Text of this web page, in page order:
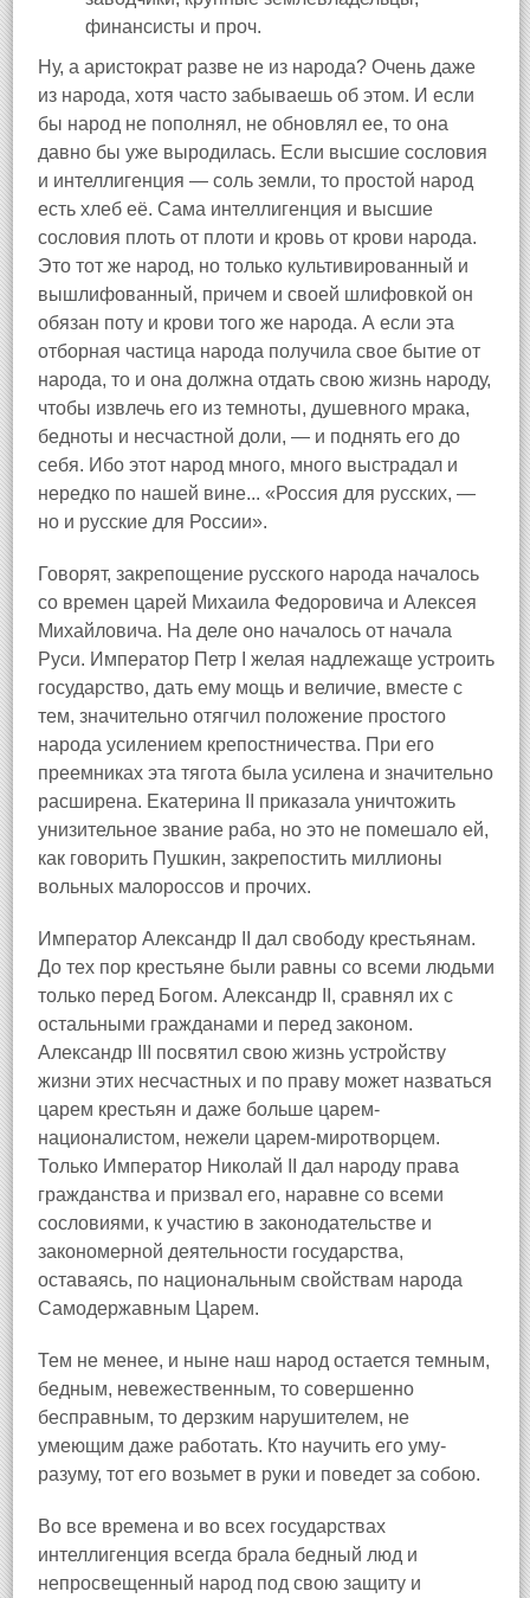
финансисты и проч.
Ну, а аристократ разве не из народа? Очень даже
из народа, хотя часто забываешь об этом. И если
бы народ не пополнял, не обновлял ее, то она
давно бы уже выродилась. Если высшие сословия
и интеллигенция — соль земли, то простой народ
есть хлеб её. Сама интеллигенция и высшие
сословия плоть от плоти и кровь от крови народа.
Это тот же народ, но только культивированный и
вышлифованный, причем и своей шлифовкой он
обязан поту и крови того же народа. А если эта
отборная частица народа получила свое бытие от
народа, то и она должна отдать свою жизнь народу,
чтобы извлечь его из темноты, душевного мрака,
бедноты и несчастной доли, — и поднять его до
себя. Ибо этот народ много, много выстрадал и
нередко по нашей вине... «Россия для русских, —
но и русские для России».
Говорят, закрепощение русского народа началось
со времен царей Михаила Федоровича и Алексея
Михайловича. На деле оно началось от начала
Руси. Император Петр I желая надлежаще устроить
государство, дать ему мощь и величие, вместе с
тем, значительно отягчил положение простого
народа усилением крепостничества. При его
преемниках эта тягота была усилена и значительно
расширена. Екатерина II приказала уничтожить
унизительное звание раба, но это не помешало ей,
как говорить Пушкин, закрепостить миллионы
вольных малороссов и прочих.
Император Александр II дал свободу крестьянам.
До тех пор крестьяне были равны со всеми людьми
только перед Богом. Александр II, сравнял их с
остальными гражданами и перед законом.
Александр III посвятил свою жизнь устройству
жизни этих несчастных и по праву может назваться
царем крестьян и даже больше царем-
националистом, нежели царем-миротворцем.
Только Император Николай II дал народу права
гражданства и призвал его, наравне со всеми
сословиями, к участию в законодательстве и
закономерной деятельности государства,
оставаясь, по национальным свойствам народа
Самодержавным Царем.
Тем не менее, и ныне наш народ остается темным,
бедным, невежественным, то совершенно
бесправным, то дерзким нарушителем, не
умеющим даже работать. Кто научить его уму-
разуму, тот его возьмет в руки и поведет за собою.
Во все времена и во всех государствах
интеллигенция всегда брала бедный люд и
непросвещенный народ под свою защиту и